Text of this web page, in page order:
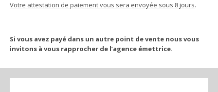
Votre attestation de paiement vous sera envoyée sous 8 jours.
Si vous avez payé dans un autre point de vente nous vous
invitons à vous rapprocher de l’agence émettrice.